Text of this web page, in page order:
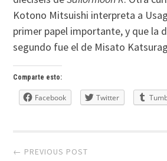
Kotono Mitsuishi interpreta a
primer papel importante, y que la
segundo fue el de Misato
Comparte esto:
Facebook Twitter
Post
← PREVIOUS POST